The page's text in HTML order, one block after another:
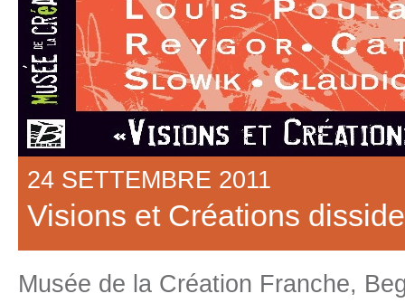
24 SETTEMBRE 2011
Visions et Créations
Musée de la Création Franche,